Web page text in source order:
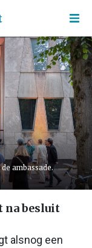
ambassade.
na besluit
alsnog een